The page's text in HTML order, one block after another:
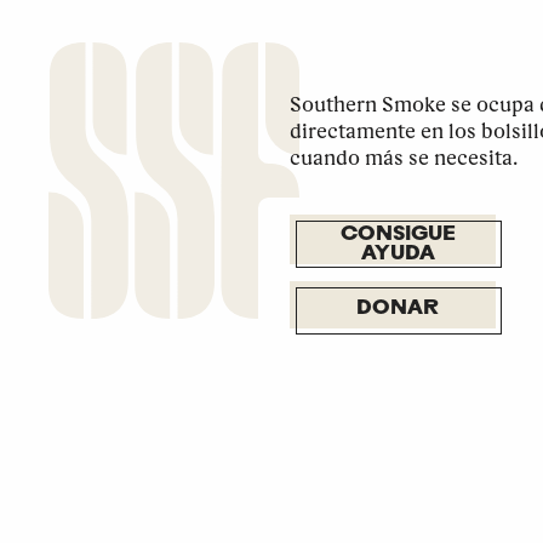
Southern Smoke se
directamente en los
cuando más se necesita.
CONSIGUE
AYUDA
DONAR